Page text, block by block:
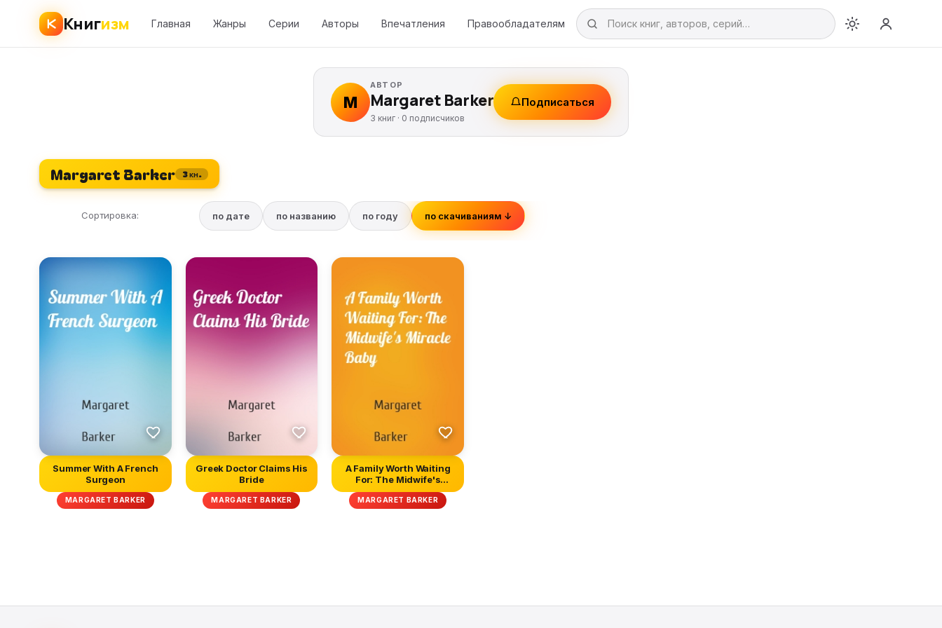
Книгизм Главная Жанры Серии Авторы Впечатления Правообладателям
M
АВТОР
Margaret Barker
3 книг · 0 подписчиков
Подписаться
Margaret Barker 3 кн.
Сортировка: по дате по названию по году по скачиваниям ↓
Summer With A French
Surgeon
MARGARET BARKER
Greek Doctor Claims His
Bride
MARGARET BARKER
A Family Worth Waiting
For: The Midwife's
Miracle...
MARGARET BARKER